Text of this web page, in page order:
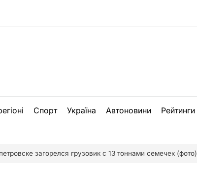
Спорт Україна Автоновини Рейтинги
загорелся грузовик с 13 тоннами семечек (фото)